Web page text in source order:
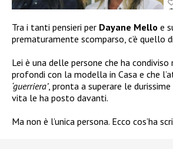
Tra i tanti pensieri per Dayane Mello e
prematuramente scomparso, c’è quello di
Lei è una delle persone che ha
profondi con la modella in Casa e che
‘guerriera’, pronta a superare le
vita le ha posto davanti.
Ma non è l’unica persona. Ecco cos’ha